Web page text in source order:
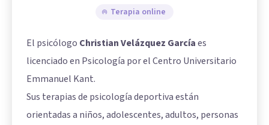
Terapia online
El psicólogo Christian Velázquez Garcíaes
licenciado en Psicología por el Centro Universitario
Emmanuel Kant.
Sus terapias de psicología deportiva están
orientadas a niños, adolescentes, adultos, personas